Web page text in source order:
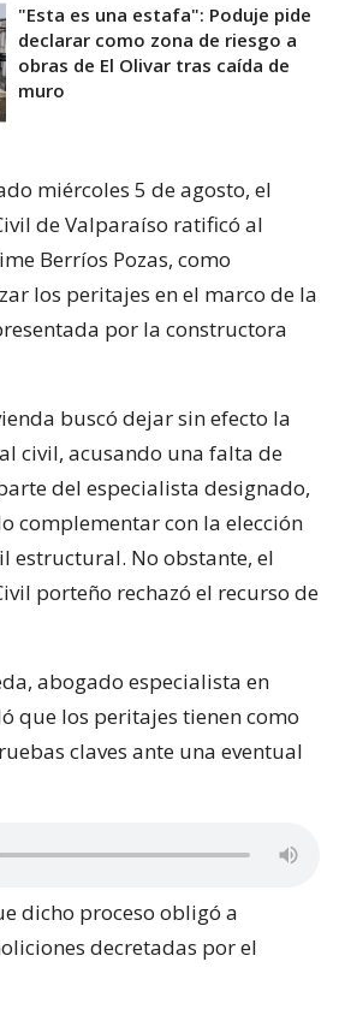
"Esta es una estafa": Poduje pide
declarar como zona de riesgo a
obras de El Olivar tras caída de
muro
miércoles 5 de agosto, el
de Valparaíso ratificó al
Berríos Pozas, como
los peritajes en el marco de la
por la constructora
buscó dejar sin efecto la
civil, acusando una falta de
del especialista designado,
complementar con la elección
estructural. No obstante, el
porteño rechazó el recurso de
abogado especialista en
que los peritajes tienen como
claves ante una eventual
dicho proceso obligó a
decretadas por el